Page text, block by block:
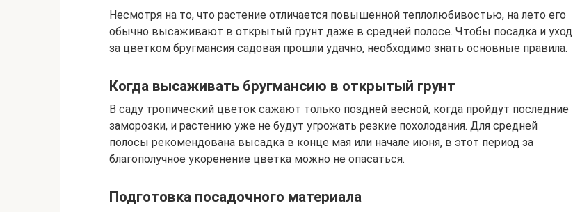
Несмотря на то, что растение отличается повышенной теплолюбивостью, на лето его
обычно высаживают в открытый грунт даже в средней полосе. Чтобы посадка и уход
за цветком бругмансия садовая прошли удачно, необходимо знать основные правила.
Когда высаживать бругмансию в открытый грунт
В саду тропический цветок сажают только поздней весной, когда пройдут последние
заморозки, и растению уже не будут угрожать резкие похолодания. Для средней
полосы рекомендована высадка в конце мая или начале июня, в этот период за
благополучное укоренение цветка можно не опасаться.
Подготовка посадочного материала